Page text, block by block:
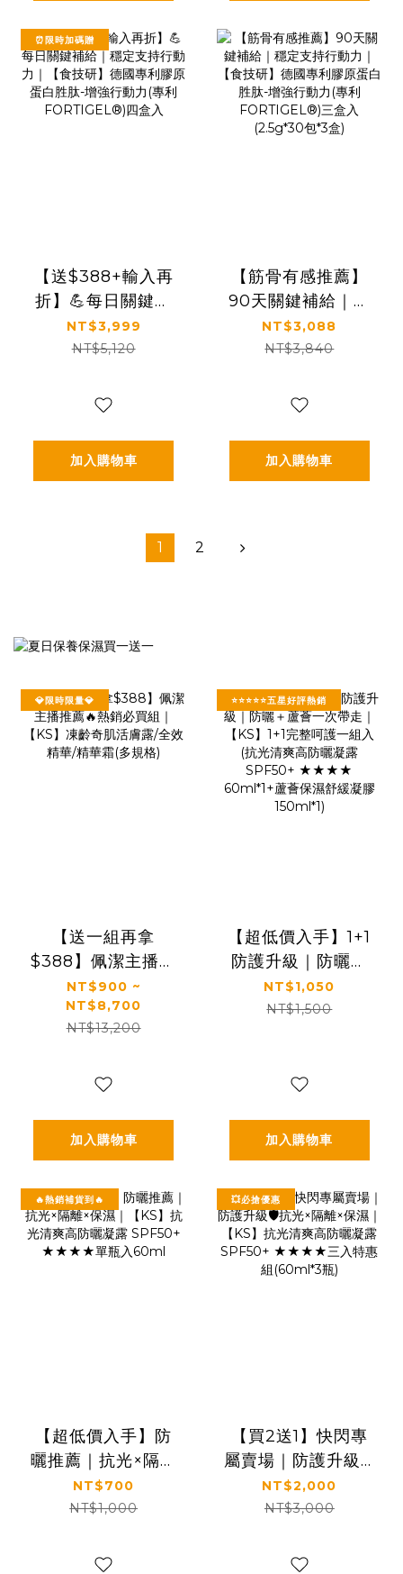
⏰限時加碼贈
【送$388+輸入再
折】💪每日關鍵補
給｜穩定支持行動
力｜【食技研】德
肽-增強行動力(專利
入
NT$3,999
NT$5,120
加入購物車
【筋骨有感推薦】
90天關鍵補給｜穩
定支持行動力｜
【食技研】德國專
強行動力(專利
入(2.5g*30包*3盒)
NT$3,088
NT$3,840
加入購物車
1 2
💎限時限量💎
【送一組再拿
$388】佩潔主播推
薦🔥熱銷必買組｜
【KS】凍齡奇肌活
膚露/全效精華/精華
NT$900 ~
NT$8,700
NT$13,200
加入購物車
⭐⭐⭐⭐⭐五星好評熱銷
【超低價入手】1+1
防護升級｜防曬＋
蘆薈一次帶走｜
【KS】1+1完整呵護
★★★★
舒緩凝膠150ml*1)
NT$1,050
NT$1,500
加入購物車
🔥熱銷補貨到🔥
【超低價入手】防
曬推薦｜抗光×隔離
×保濕｜【KS】抗
光清爽高防曬凝露
單瓶入60ml
NT$700
NT$1,000
💥必搶優惠
【買2送1】快閃專
屬賣場｜防護升級🛡️
抗光×隔離×保濕｜
【KS】抗光清爽高
★★★★三入特惠
NT$2,000
NT$3,000